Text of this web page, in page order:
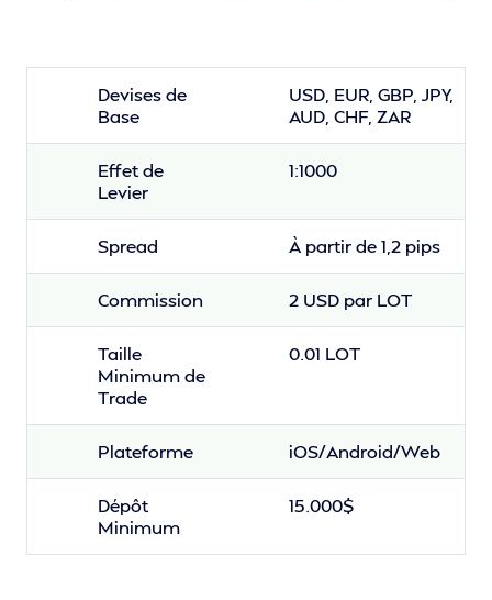
Devises de
Base
USD, EUR, GBP, JPY,
AUD, CHF, ZAR
Effet de
Levier
1:1000
Spread À partir de 1,2 pips
Commission 2 USD par LOT
Taille
Minimum de
Trade
0.01 LOT
Plateforme iOS/Android/Web
Dépôt
Minimum
15.000$